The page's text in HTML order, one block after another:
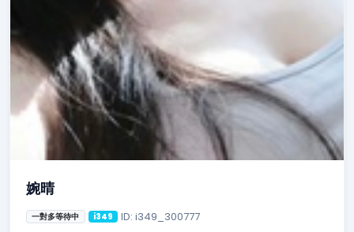
婉晴
一對多等待中 i349 ID: i349_300777